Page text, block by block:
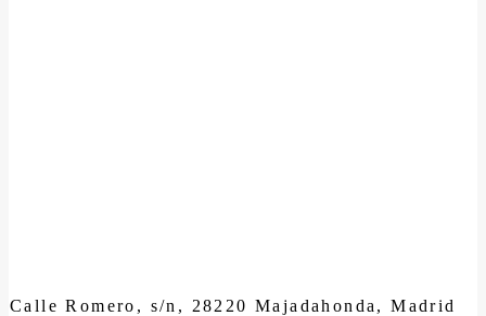
Calle Romero, s/n, 28220 Majadahonda, Madrid